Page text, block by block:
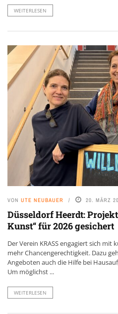
WEITERLESEN
VON UTE NEUBAUER 20. MÄRZ
Düsseldorf Heerdt:
Kunst“ für 2026 gesichert
Der Verein KRASS engagiert sich
mehr Chancengerechtigkeit. Dazu
Angeboten auch die Hilfe bei
Um möglichst ...
WEITERLESEN